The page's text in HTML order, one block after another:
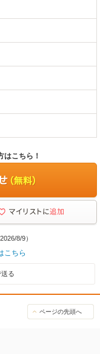
はこちら！
8/9）
こちら
送る
ページの先頭へ